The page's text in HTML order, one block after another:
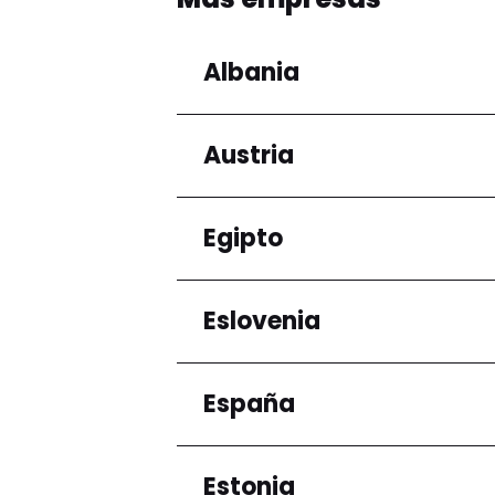
Albania
Regiones
Condado de Tirana
Austria
Regiones
Niederösterreich
Egipto
Regiones
Gobernación de El
Eslovenia
Regiones
Ljubljana
España
Regiones
Estonia